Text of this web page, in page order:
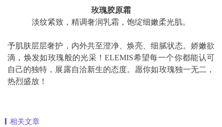
玫瑰胶原霜
淡纹紧致，精调奢润乳霜，饱绽细嫩柔光肌。
予肌肤层层奢护，内外共至澄净、焕亮、细腻状态。娇嫩欲
滴，焕发如玫瑰般的光采！ELEMIS希望每一个你都能认可
自己的独特，展露自洽新生的态度。愿你如玫瑰独一无二，
热烈盛放！
相关文章